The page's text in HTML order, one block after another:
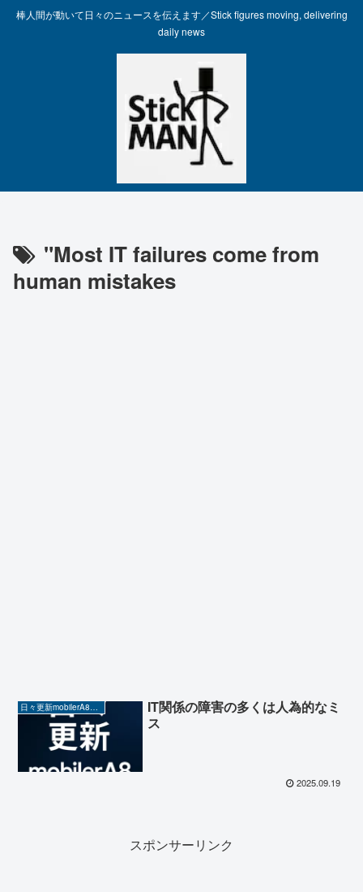
棒人間が動いて日々のニュースを伝えます／Stick figures moving, delivering
daily news
"Most IT failures come from
human mistakes
日々更新mobilerA8（Yahoo!ニュースを毎日ウォッチ）
IT関係の障害の多くは人為的なミ
ス
2025.09.19
スポンサーリンク